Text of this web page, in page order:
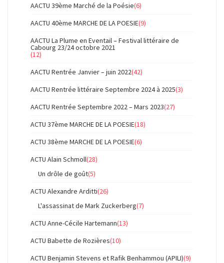
AACTU 39ème Marché de la Poésie(6)
AACTU 40ème MARCHE DE LA POESIE(9)
AACTU La Plume en Eventail – Festival littéraire de
Cabourg 23/24 octobre 2021
(12)
AACTU Rentrée Janvier – juin 2022(42)
AACTU Rentrée littéraire Septembre 2024 à 2025(3)
AACTU Rentrée Septembre 2022 – Mars 2023(27)
ACTU 37ème MARCHE DE LA POESIE(18)
ACTU 38ème MARCHE DE LA POESIE(6)
ACTU Alain Schmoll(28)
Un drôle de goût(5)
ACTU Alexandre Arditti(26)
L'assassinat de Mark Zuckerberg(7)
ACTU Anne-Cécile Hartemann(13)
ACTU Babette de Rozières(10)
ACTU Benjamin Stevens et Rafik Benhammou (APILI)(9)